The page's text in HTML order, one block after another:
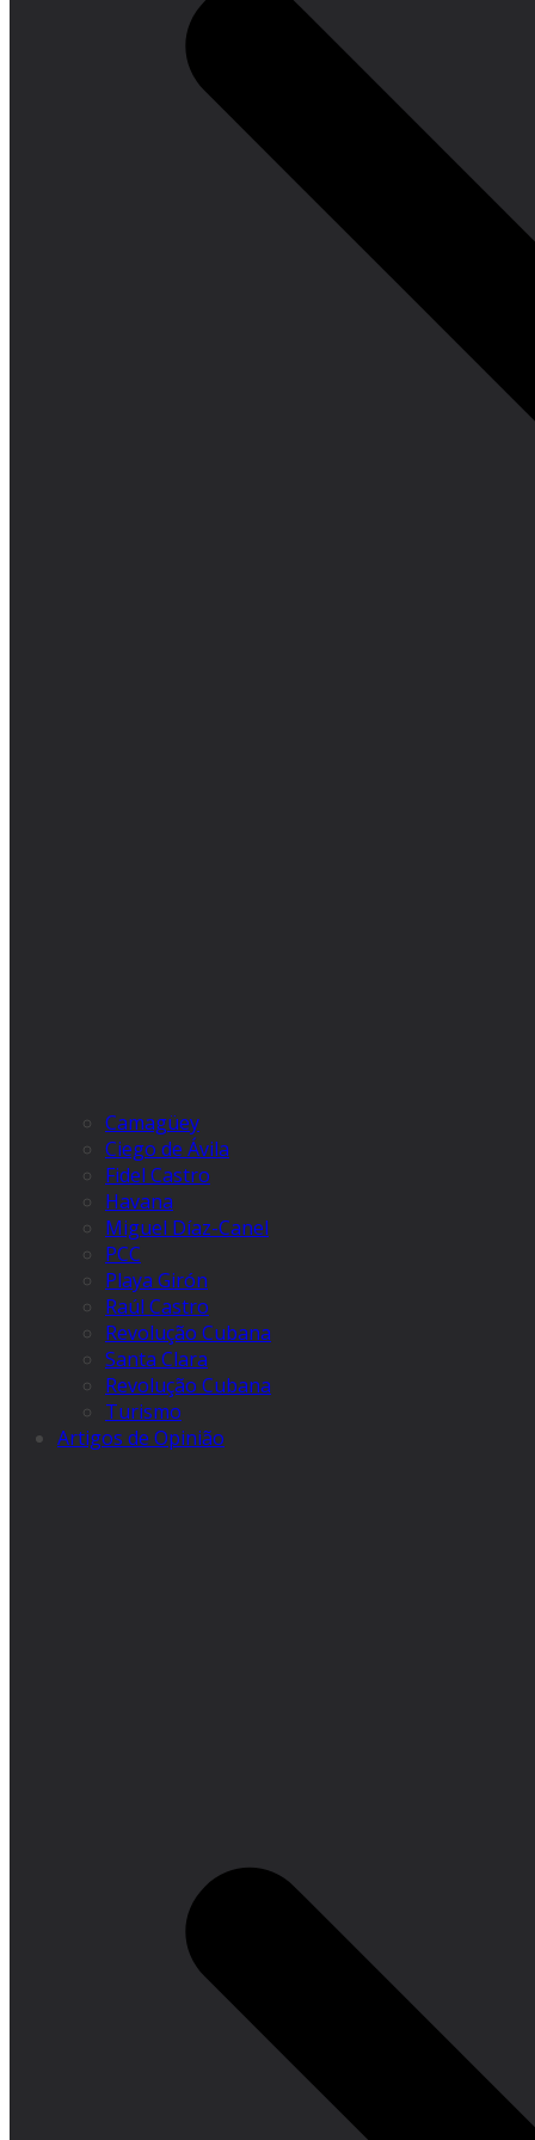
Camagüey
Ciego de Ávila
Fidel Castro
Havana
Miguel Díaz-Canel
PCC
Playa Girón
Raúl Castro
Revolução Cubana
Santa Clara
Revolução Cubana
Turismo
Artigos de Opinião